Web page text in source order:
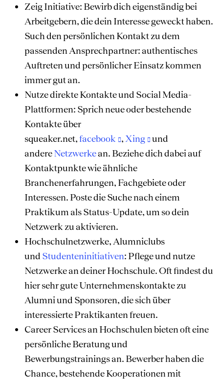
Zeig Initiative: Bewirb dich eigenständig bei
Arbeitgebern, die dein Interesse geweckt haben.
Such den persönlichen Kontakt zu dem
passenden Ansprechpartner: authentisches
Auftreten und persönlicher Einsatz kommen
immer gut an.
Nutze direkte Kontakte und Social Media-
Plattformen: Sprich neue oder bestehende
Kontakte über
squeaker.net,facebook , Xing
und
andereNetzwerkean. Beziehe dich dabei auf
Kontaktpunkte wie ähnliche
Branchenerfahrungen, Fachgebiete oder
Interessen. Poste die Suche nach einem
Praktikum als Status-Update, um so dein
Netzwerk zu aktivieren.
Hochschulnetzwerke, Alumniclubs
und Studenteninitiativen: Pflege und nutze
Netzwerke an deiner Hochschule. Oft findest du
hier sehr gute Unternehmenskontakte zu
Alumni und Sponsoren, die sich über
interessierte Praktikanten freuen.
Career Services an Hochschulen bieten oft eine
persönliche Beratung und
Bewerbungstrainings an. Bewerber haben die
Chance, bestehende Kooperationen mit